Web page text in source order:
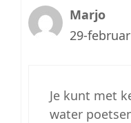
Marjo
29-
Je kunt met
water